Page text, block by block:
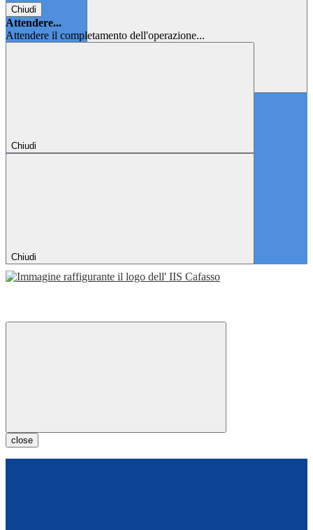
Chiudi
Attendere...
Attendere il completamento dell'operazione...
Chiudi
Chiudi
close